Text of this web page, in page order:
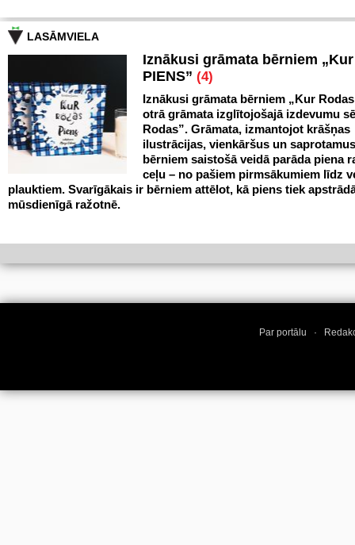
LASĀMVIELA
Iznākusi grāmata bērniem
PIENS” (4)
Iznākusi grāmata bērniem „Kur
otrā grāmata izglītojošajā izdevumu
Rodas”. Grāmata, izmantojot krāšņas
ilustrācijas, vienkāršus un
bērniem saistošā veidā parāda piena
ceļu – no pašiem pirmsākumiem līdz
plauktiem. Svarīgākais ir bērniem attēlot, kā piens tiek
mūsdienīgā ražotnē.
Par portālu ·